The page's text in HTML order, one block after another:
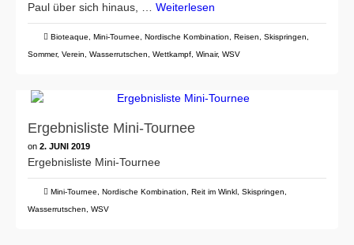
Paul über sich hinaus, … Weiterlesen
Bioteaque Mini-Tournee Nordische Kombination Reisen Skispringen
Sommer, Verein Wasserrutschen Wettkampf Winair, WSV
Ergebnisliste Mini-Tournee
on 2. JUNI 2019
Ergebnisliste Mini-Tournee
Mini-Tournee Nordische Kombination Reit im Winkl Skispringen
Wasserrutschen
WSV